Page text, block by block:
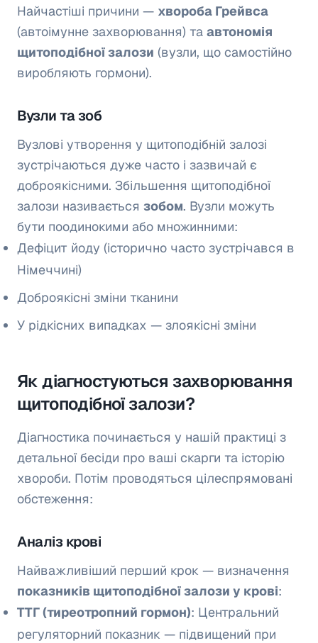
Найчастіші причини — хвороба Грейвса
(автоімунне захворювання) та автономія
щитоподібної залози (вузли, що самостійно
виробляють гормони).
Вузли та зоб
Вузлові утворення у щитоподібній залозі
зустрічаються дуже часто і зазвичай є
доброякісними. Збільшення щитоподібної
залози називається зобом. Вузли можуть
бути поодинокими або множинними:
Дефіцит йоду (історично часто зустрічався в
Німеччині)
Доброякісні зміни тканини
У рідкісних випадках — злоякісні зміни
Як діагностуються захворювання
щитоподібної залози?
Діагностика починається у нашій практиці з
детальної бесіди про ваші скарги та історію
хвороби. Потім проводяться цілеспрямовані
обстеження:
Аналіз крові
Найважливіший перший крок — визначення
показників щитоподібної залози у крові:
ТТГ (тиреотропний гормон): Центральний
регуляторний показник — підвищений при